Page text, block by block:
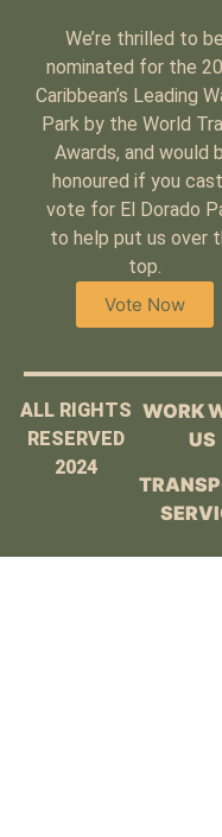
We’re thrilled to be
nominated for the
Caribbean’s Leading
Park by the World
Awards, and would
honoured if you
vote for El Dorado
to help put us over
top.
Vote Now
ALL RIGHTS
RESERVED
2024
WORK
US